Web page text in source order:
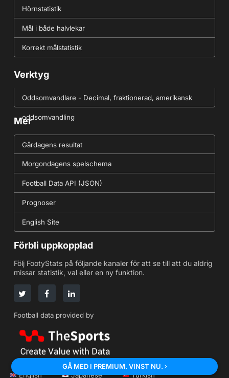
Hörnstatistik
Mål i både halvlekar
Korrekt målstatistik
Verktyg
Oddsomvandlare - Decimal, fraktionerad, amerikansk
oddsomvandling
Mer
Gårdagens resultat
Morgondagens spelschema
Football Data API (JSON)
Prognoser
English Site
Förbli uppkopplad
Följ FootyStats på följande kanaler för att se till att du aldrig
missar statistik, val eller en ny funktion.
Football data provided by
English Japanese Turkish
GÅ MED I PREMIUM. VINST NU.